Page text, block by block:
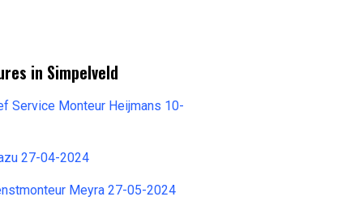
in Simpelveld
Service Monteur Heijmans 10-
27-04-2024
Meyra 27-05-2024